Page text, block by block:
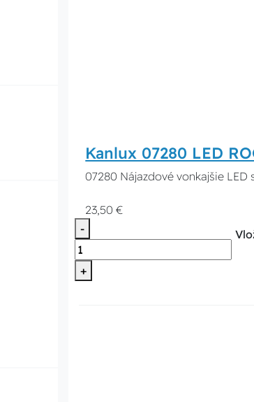
Kanlux 07280 LED
07280 Nájazdové vonkajšie LED
23,50 €
-
+